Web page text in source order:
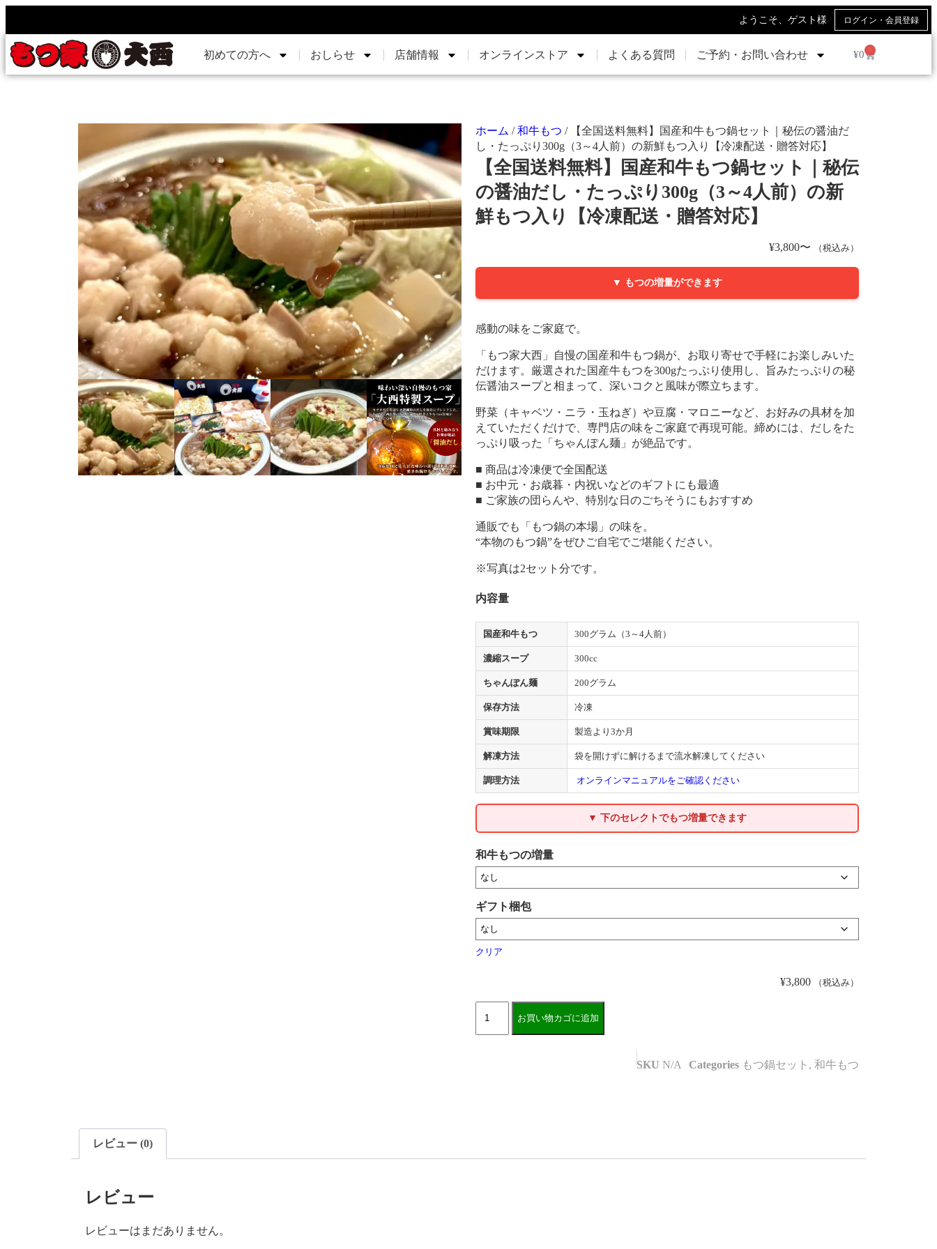
ようこそ、ゲスト様 ログイン・会員登録
初めての方へ おしらせ 店舗情報 オンラインストア よくある質問 ご予約・お問い合わせ ¥0
ホーム /和牛もつ / 【全国送料無料】国産和牛もつ鍋セット｜秘伝の醤油だ
し・たっぷり300g（3～4人前）の新鮮もつ入り【冷凍配送・贈答対応】
【全国送料無料】国産和牛もつ鍋セット｜秘伝
の醤油だし・たっぷり300g（3～4人前）の新
鮮もつ入り【冷凍配送・贈答対応】
¥3,800〜 （税込み）
▼ もつの増量ができます
感動の味をご家庭で。
「もつ家大西」自慢の国産和牛もつ鍋が、お取り寄せで手軽にお楽しみいた
だけます。厳選された国産牛もつを300gたっぷり使用し、旨みたっぷりの秘
伝醤油スープと相まって、深いコクと風味が際立ちます。
野菜（キャベツ・ニラ・玉ねぎ）や豆腐・マロニーなど、お好みの具材を加
えていただくだけで、専門店の味をご家庭で再現可能。締めには、だしをた
っぷり吸った「ちゃんぽん麺」が絶品です。
■ 商品は冷凍便で全国配送
■ お中元・お歳暮・内祝いなどのギフトにも最適
■ ご家族の団らんや、特別な日のごちそうにもおすすめ
通販でも「もつ鍋の本場」の味を。
“本物のもつ鍋”をぜひご自宅でご堪能ください。
※写真は2セット分です。
内容量
国産和牛もつ 300グラム（3～4人前）
濃縮スープ 300cc
ちゃんぽん麺 200グラム
保存方法 冷凍
賞味期限 製造より3か月
解凍方法 袋を開けずに解けるまで流水解凍してください
調理方法 オンラインマニュアルをご確認ください
▼ 下のセレクトでもつ増量できます
和牛もつの増量
ギフト梱包
クリア
¥3,800 （税込み）
お買い物カゴに追加
SKU N/A Categories もつ鍋セット , 和牛もつ
レビュー (0)
レビュー
レビューはまだありません。